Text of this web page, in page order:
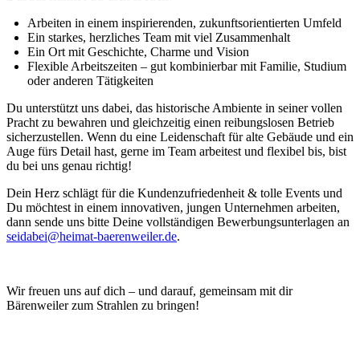
Arbeiten in einem inspirierenden, zukunftsorientierten Umfeld
Ein starkes, herzliches Team mit viel Zusammenhalt
Ein Ort mit Geschichte, Charme und Vision
Flexible Arbeitszeiten – gut kombinierbar mit Familie, Studium
oder anderen Tätigkeiten
Du unterstützt uns dabei, das historische Ambiente in seiner vollen
Pracht zu bewahren und gleichzeitig einen reibungslosen Betrieb
sicherzustellen. Wenn du eine Leidenschaft für alte Gebäude und ein
Auge fürs Detail hast, gerne im Team arbeitest und flexibel bis, bist
du bei uns genau richtig!
Dein Herz schlägt für die Kundenzufriedenheit & tolle Events und
Du möchtest in einem innovativen, jungen Unternehmen arbeiten,
dann sende uns bitte Deine vollständigen Bewerbungsunterlagen an
seidabei@heimat-baerenweiler.de.
Wir freuen uns auf dich – und darauf, gemeinsam mit dir
Bärenweiler zum Strahlen zu bringen!